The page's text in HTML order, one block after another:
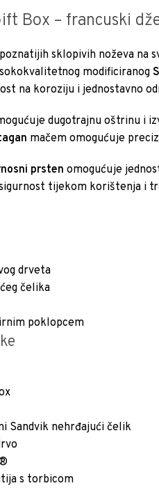
Box – francuski
sklopivih noževa
modificiranog
na koroziju i jednostavno
dugotrajnu oštrinu i
mačem omogućuje
prsten omogućuje
tijekom korištenja i
drveta
čelika
poklopcem
Sandvik nehrđajući čelik
s torbicom